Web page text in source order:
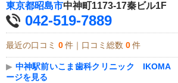
東京都昭島市中神町1173-17秦ビル1F
042-519-7889
最近の口コミ 0 件｜口コミ総数 0 件
▶ 中神駅前いこま歯科クリニック
ージを見る